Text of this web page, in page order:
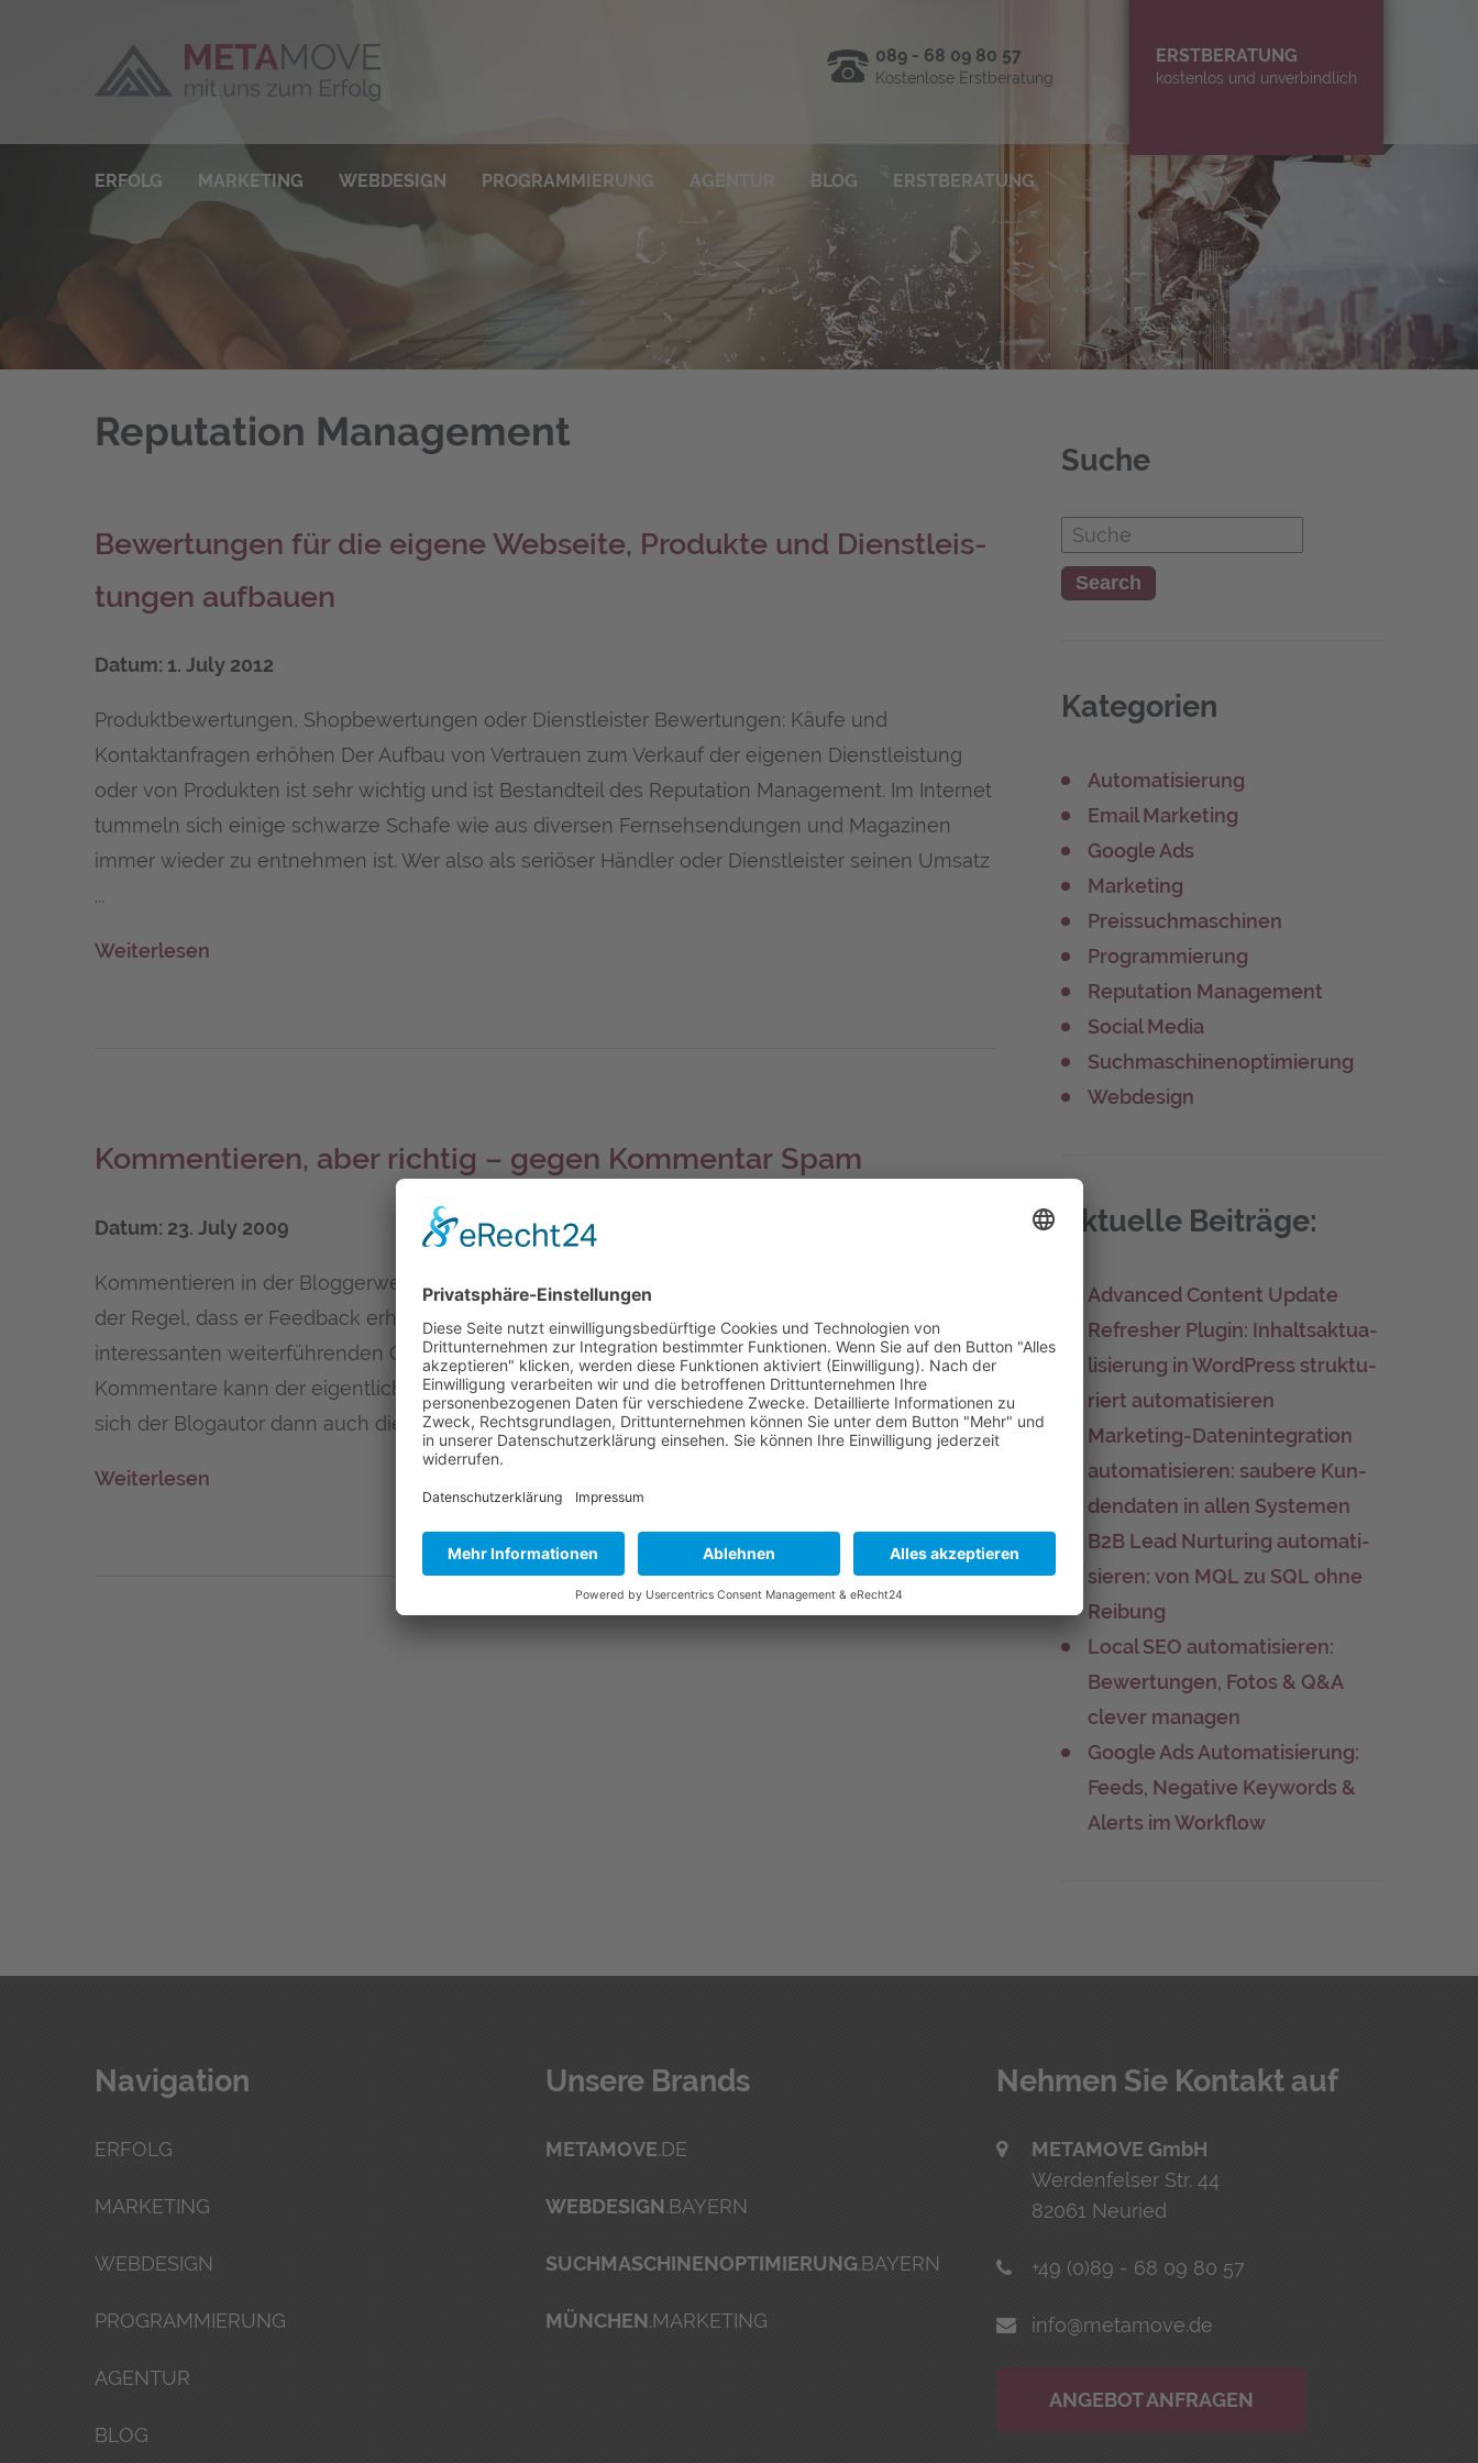
089 - 68 09 80 57
Kostenlose Erstberatung
ERSTBERATUNG
kostenlos und unverbindlich
ERFOLG MAR­KE­TING WEB­DE­SIGN PRO­GRAM­MIE­RUNG AGEN­TUR BLOG ERST­BE­RA­TUNG
Reputation Management
Bewer­tun­gen für die eige­ne Web­sei­te, Pro­duk­te und Dienst­leis­
tun­gen aufbauen
Datum: 1. July 2012
Produktbewertungen, Shopbewertungen oder Dienstleister Bewertungen: Käufe und
Kontaktanfragen erhöhen Der Aufbau von Vertrauen zum Verkauf der eigenen Dienstleistung
oder von Produkten ist sehr wichtig und ist Bestandteil des Reputation Management. Im Internet
tummeln sich einige schwarze Schafe wie aus diversen Fernsehsendungen und Magazinen
immer wieder zu entnehmen ist. Wer also als seriöser Händler oder Dienstleister seinen Umsatz
...
Weiterlesen
Kom­men­tie­ren, aber rich­tig – gegen Kom­men­tar Spam
Datum: 23. July 2009
Kommentieren in der Bloggerwelt ist wie ein Geben und Nehmen: Der Blogautor freut sich in
der Regel, dass er Feedback erhält und ein wenig Diskussion angeregt wird durch einen
interessanten weiterführenden Gedanken oder sogar konstruktive Kritik. Durch passende
Kommentare kann der eigentliche Blogartikel ergänzt und bereichert werden. Im Gegenzug wird
sich der Blogautor dann auch die Zeit nehmen, um sich den Blog des Kommentierenden ...
Weiterlesen
Suche
Kate­go­rien
Automatisierung
Email Marketing
Google Ads
Marketing
Preissuchmaschinen
Programmierung
Reputation Management
Social Media
Suchmaschinenoptimierung
Webdesign
Aktu­el­le Beiträge:
Advan­ced Con­tent Update
Refres­her Plug­in: Inhalts­ak­tua­
li­sie­rung in Word­Press struk­tu­
riert automatisieren
Mar­ke­ting-Daten­in­te­gra­ti­on
auto­ma­ti­sie­ren: sau­be­re Kun­
den­da­ten in allen Systemen
B2B Lead Nur­tu­ring auto­ma­ti­
sie­ren: von MQL zu SQL ohne
Reibung
Local SEO auto­ma­ti­sie­ren:
Bewer­tun­gen, Fotos & Q&A
cle­ver managen
Goog­le Ads Auto­ma­ti­sie­rung:
Feeds, Nega­ti­ve Key­words &
Alerts im Workflow
Navigation
ERFOLG
MARKETING
WEBDESIGN
PROGRAMMIERUNG
AGENTUR
BLOG
Unse­re Brands
METAMOVE.DE
WEBDESIGN.BAYERN
SUCHMASCHINENOPTIMIERUNG.BAYERN
MÜNCHEN.MARKETING
Neh­men Sie Kon­takt auf
METAMOVE GmbH
Werdenfelser Str. 44
82061 Neuried
+49 (0)89 - 68 09 80 57
info@metamove.de
ANGEBOT ANFRAGEN